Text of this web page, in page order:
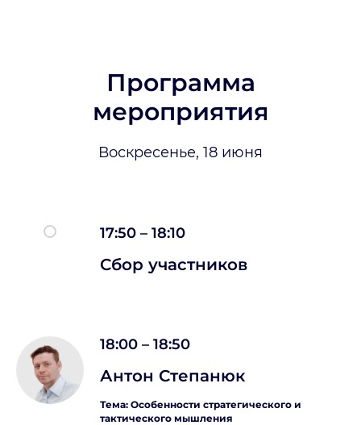
Программа
мероприятия
Воскресенье, 18 июня
17:50 – 18:10
Сбор участников
18:00 – 18:50
Антон Степанюк
Тема: Особенности стратегического и
тактического мышления